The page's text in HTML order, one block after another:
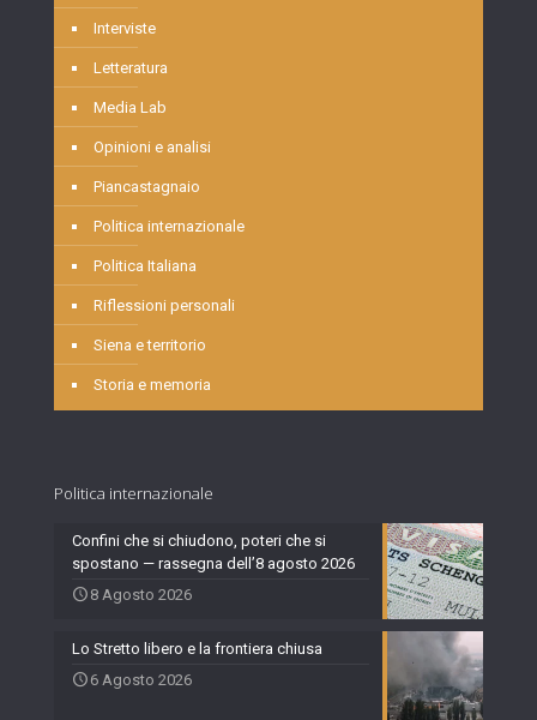
Interviste
Letteratura
Media Lab
Opinioni e analisi
Piancastagnaio
Politica internazionale
Politica Italiana
Riflessioni personali
Siena e territorio
Storia e memoria
Politica internazionale
Confini che si chiudono, poteri che si
spostano — rassegna dell’8 agosto 2026
8 Agosto 2026
Lo Stretto libero e la frontiera chiusa
6 Agosto 2026